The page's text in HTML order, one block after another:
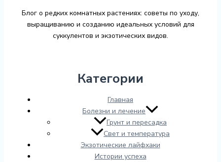
Блог о редких комнатных растениях: советы по уходу,
выращиванию и созданию идеальных условий для
суккулентов и экзотических видов.
Категории
Главная
Болезни и лечение
Грунт и пересадка
Свет и температура
Экзотические лайфхаки
Истории успеха